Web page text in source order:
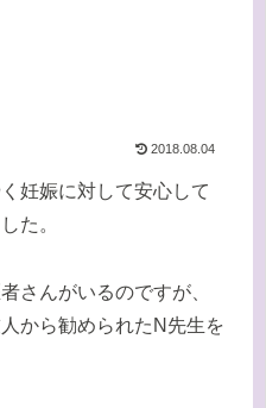
2018.08.04
妊娠に対して安心して
た。
さんがいるのですが、
から勧められたN先生を